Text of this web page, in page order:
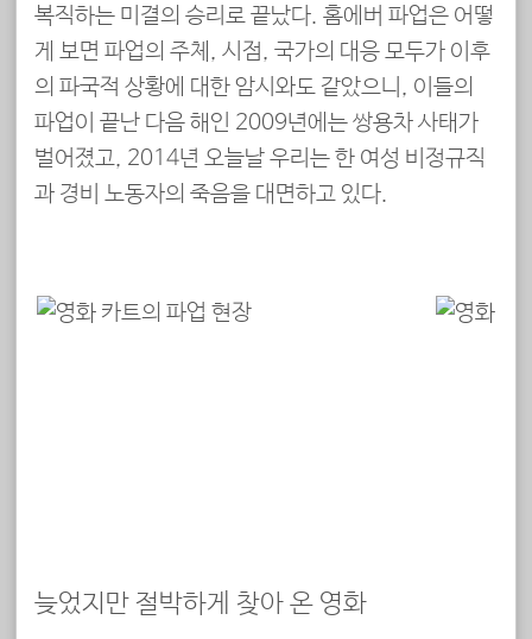
복직하는 미결의 승리로 끝났다. 홈에버 파업은 어떻
게 보면 파업의 주체, 시점, 국가의 대응 모두가 이후
의 파국적 상황에 대한 암시와도 같았으니, 이들의
파업이 끝난 다음 해인 2009년에는 쌍용차 사태가
벌어졌고, 2014년 오늘날 우리는 한 여성 비정규직
과 경비 노동자의 죽음을 대면하고 있다.
늦었지만 절박하게 찾아 온 영화